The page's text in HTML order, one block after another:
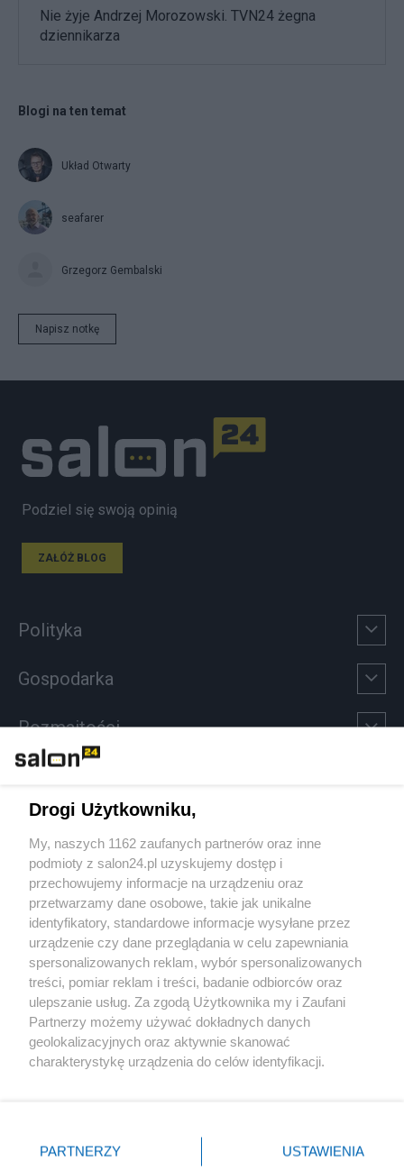
Nie żyje Andrzej Morozowski. TVN24 żegna
dziennikarza
Blogi na ten temat
Układ Otwarty
seafarer
Grzegorz Gembalski
Napisz notkę
Podziel się swoją opinią
ZAŁÓŻ BLOG
Polityka
Gospodarka
Rozmaitości
Sport
Społeczeństwo
Kultura
X Facebook Instagram Youtube
Drogi Użytkowniku,
My, naszych 1162 zaufanych partnerów oraz inne
podmioty z salon24.pl uzyskujemy dostęp i
przechowujemy informacje na urządzeniu oraz
przetwarzamy dane osobowe, takie jak unikalne
identyfikatory, standardowe informacje wysyłane przez
urządzenie czy dane przeglądania w celu zapewniania
spersonalizowanych reklam, wybór spersonalizowanych
treści, pomiar reklam i treści, badanie odbiorców oraz
ulepszanie usług. Za zgodą Użytkownika my i Zaufani
Partnerzy możemy używać dokładnych danych
geolokalizacyjnych oraz aktywnie skanować
charakterystykę urządzenia do celów identyfikacji.
zmienić/wycofać klikając przycisk ustawień prywatności
znajdujący się w lewym dolnym rogu strony
PARTNERZY USTAWIENIA